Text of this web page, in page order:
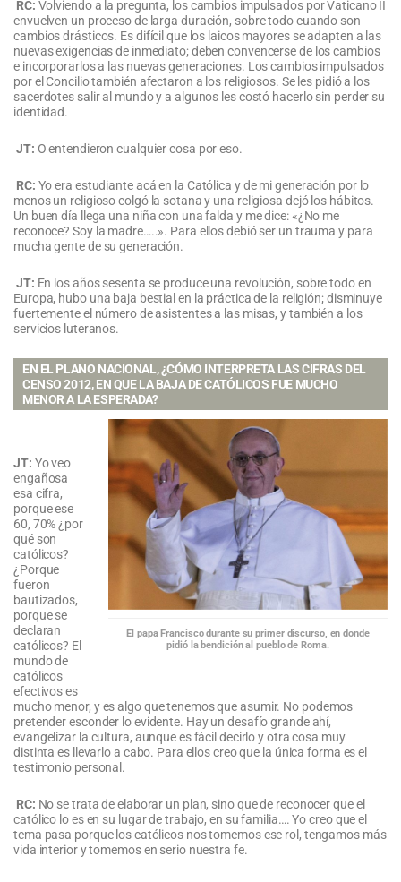
RC: Volviendo a la pregunta, los cambios impulsados por Vaticano II
envuelven un proceso de larga duración, sobre todo cuando son
cambios drásticos. Es difícil que los laicos mayores se adapten a las
nuevas exigencias de inmediato; deben convencerse de los cambios
e incorporarlos a las nuevas generaciones. Los cambios impulsados
por el Concilio también afectaron a los religiosos. Se les pidió a los
sacerdotes salir al mundo y a algunos les costó hacerlo sin perder su
identidad.
JT: O entendieron cualquier cosa por eso.
RC: Yo era estudiante acá en la Católica y de mi generación por lo
menos un religioso colgó la sotana y una religiosa dejó los hábitos.
Un buen día llega una niña con una falda y me dice: «¿No me
reconoce? Soy la madre…..». Para ellos debió ser un trauma y para
mucha gente de su generación.
JT: En los años sesenta se produce una revolución, sobre todo en
Europa, hubo una baja bestial en la práctica de la religión; disminuye
fuertemente el número de asistentes a las misas, y también a los
servicios luteranos.
EN EL PLANO NACIONAL, ¿CÓMO INTERPRETA LAS CIFRAS DEL
CENSO 2012, EN QUE LA BAJA DE CATÓLICOS FUE MUCHO
MENOR A LA ESPERADA?
El papa Francisco durante su primer discurso, en donde
pidió la bendición al pueblo de Roma.
JT: Yo veo
engañosa
esa cifra,
porque ese
60, 70% ¿por
qué son
católicos?
¿Porque
fueron
bautizados,
porque se
declaran
católicos? El
mundo de
católicos
efectivos es
mucho menor, y es algo que tenemos que asumir. No podemos
pretender esconder lo evidente. Hay un desafío grande ahí,
evangelizar la cultura, aunque es fácil decirlo y otra cosa muy
distinta es llevarlo a cabo. Para ellos creo que la única forma es el
testimonio personal.
RC: No se trata de elaborar un plan, sino que de reconocer que el
católico lo es en su lugar de trabajo, en su familia…. Yo creo que el
tema pasa porque los católicos nos tomemos ese rol, tengamos más
vida interior y tomemos en serio nuestra fe.